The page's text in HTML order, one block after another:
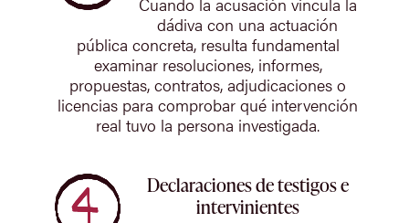
dádiva con una actuación
pública concreta, resulta fundamental
examinar resoluciones, informes,
propuestas, contratos, adjudicaciones o
licencias para comprobar qué intervención
real tuvo la persona investigada.
Declaraciones de testigos e
intervinientes